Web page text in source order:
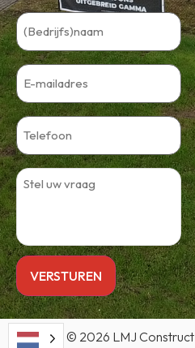
Copyright © 2026 LMJ Construct